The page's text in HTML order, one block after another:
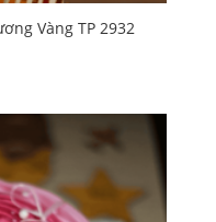
Vàng TP 2932